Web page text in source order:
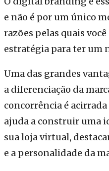
e não é por um único
razões pelas quais
estratégia para ter um
Uma das grandes
a diferenciação da
concorrência é
ajuda a construir uma
sua loja virtual,
e a personalidade da